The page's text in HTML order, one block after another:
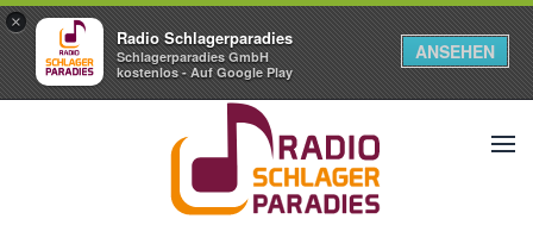
×
Radio Schlagerparadies
Schlagerparadies GmbH
kostenlos - Auf Google Play
ANSEHEN